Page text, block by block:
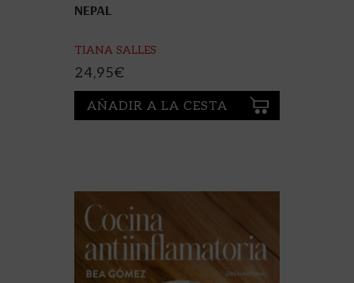
NEPAL
TIANA SALLES
24,95€
AÑADIR A LA CESTA